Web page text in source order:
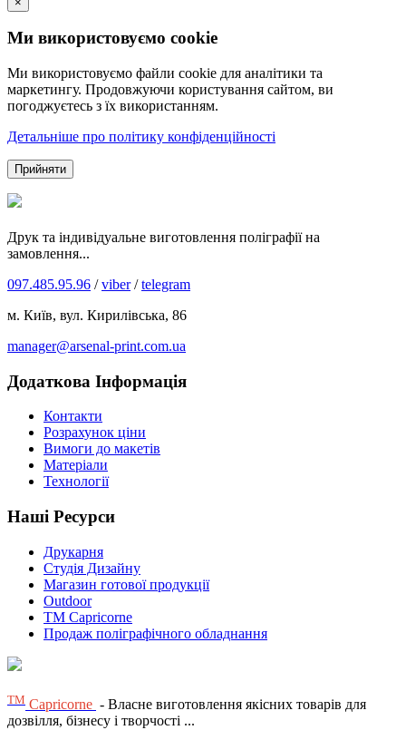
Ми використовуємо cookie
Ми використовуємо файли cookie для аналітики та
маркетингу. Продовжуючи користування сайтом, ви
погоджуєтесь з їх використанням.
Детальніше про політику конфіденційності
Прийняти
Друк та індивідуальне виготовлення поліграфії на
замовлення...
097.485.95.96 /viber/telegram
м. Київ, вул. Кирилівська, 86
manager@arsenal-print.com.ua
Додаткова Інформація
Контакти
Розрахунок ціни
Вимоги до макетів
Матеріали
Технології
Наші Ресурси
Друкарня
Студія Дизайну
Магазин готової продукції
Outdoor
TM Capricorne
Продаж поліграфічного обладнання
ТМ Capricorne - Власне виготовлення якісних товарів для
дозвілля, бізнесу і творчості ...